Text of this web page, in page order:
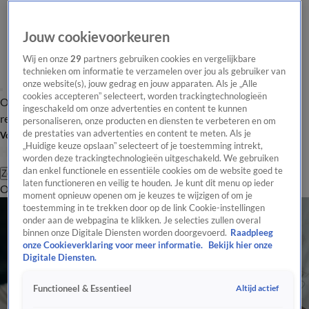
Overzicht Laatste nieuws Regionieuws Het beste van Hart
Tip de
redactie
Volg Hart van Nederland
Zoeken
OverzichtRegioUitzendingenWeerTip de redactiePanelVideo's
Jouw cookievoorkeuren
Wij en onze29 partners gebruiken cookies en vergelijkbare
technieken om informatie te verzamelen over jou als gebruiker van
onze website(s), jouw gedrag en jouw apparaten. Als je „Alle
cookies accepteren” selecteert, worden trackingtechnologieën
ingeschakeld om onze advertenties en content te kunnen
personaliseren, onze producten en diensten te verbeteren en om
de prestaties van advertenties en content te meten. Als je
„Huidige keuze opslaan” selecteert of je toestemming intrekt,
worden deze trackingtechnologieën uitgeschakeld. We gebruiken
dan enkel functionele en essentiële cookies om de website goed te
laten functioneren en veilig te houden. Je kunt dit menu op ieder
moment opnieuw openen om je keuzes te wijzigen of om je
toestemming in te trekken door op de link Cookie-instellingen
onder aan de webpagina te klikken. Je selecties zullen overal
binnen onze Digitale Diensten worden doorgevoerd. Raadpleeg
onze Cookieverklaring voor meer informatie.
Bekijk hier onze
Digitale Diensten.
Functioneel & Essentieel Altijd actief